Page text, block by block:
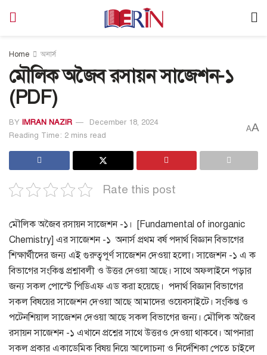
Home অনার্স
মৌলিক অজৈব রসায়ন সাজেশন-১
(PDF)
BY IMRAN NAZIR
December 18, 2024
Reading Time: 2 mins read
AA
Rate this post
মৌলিক অজৈব রসায়ন সাজেশন -১। [Fundamental of inorganic
Chemistry] এর সাজেশন -১ অনার্স প্রথম বর্ষ পদার্থ বিজ্ঞান বিভাগের
শিক্ষার্থীদের জন্য এই গুরুত্বপূর্ণ সাজেশন দেওয়া হলো। সাজেশন -১ এ ক
বিভাগের সংকিপ্ত প্রশ্নাবলী ও উত্তর দেওয়া আছে। সাথে অফলাইনে পড়ার
জন্য সকল পোস্টে পিডিএফ এড করা হয়েছে। পদার্থ বিজ্ঞান বিভাগের
সকল বিষয়ের সাজেশন দেওয়া আছে আমাদের ওয়েবসাইটে। সংকিপ্ত ও
পটেনশিয়াল সাজেশন দেওয়া আছে সকল বিভাগের জন্য। মৌলিক অজৈব
রসায়ন সাজেশন -১ এখানে প্রশ্নের সাথে উত্তরও দেওয়া থাকবে। আপনারা
সকল প্রকার একাডেমিক বিষয় নিয়ে আলোচনা ও নির্দেশিকা পেতে চাইলে